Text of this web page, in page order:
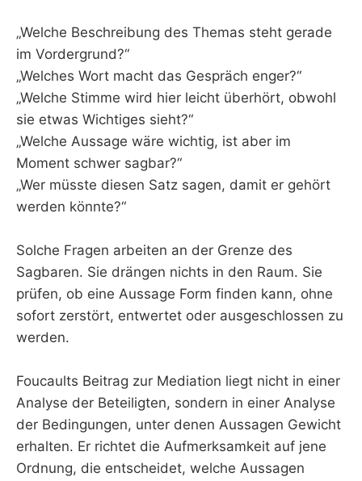
„Welche Beschreibung des Themas steht gerade
im Vordergrund?“
„Welches Wort macht das Gespräch enger?“
„Welche Stimme wird hier leicht überhört, obwohl
sie etwas Wichtiges sieht?“
„Welche Aussage wäre wichtig, ist aber im
Moment schwer sagbar?“
„Wer müsste diesen Satz sagen, damit er gehört
werden könnte?“
Solche Fragen arbeiten an der Grenze des
Sagbaren. Sie drängen nichts in den Raum. Sie
prüfen, ob eine Aussage Form finden kann, ohne
sofort zerstört, entwertet oder ausgeschlossen zu
werden.
Foucaults Beitrag zur Mediation liegt nicht in einer
Analyse der Beteiligten, sondern in einer Analyse
der Bedingungen, unter denen Aussagen Gewicht
erhalten. Er richtet die Aufmerksamkeit auf jene
Ordnung, die entscheidet, welche Aussagen